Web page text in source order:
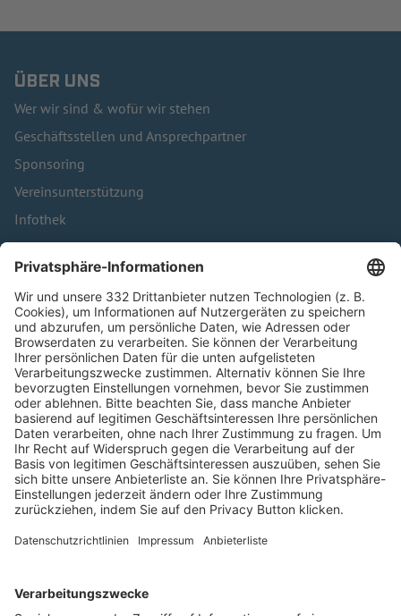
ÜBER UNS
Wer wir sind & wofür wir stehen
Geschäftsstellen und Ansprechpartner
Sponsoring
Vereinsunterstützung
Infothek
Kontakt
HÄUFIG BESUCHTE SEITEN
Pässe und Vereinswechsel
Trainerausbildung
Schulungsangebot Vereinsmitarbeiter
BFV-Geschäftsstellen
Trainerbörse
Login SpielPlus
FOLGE DEM BFV